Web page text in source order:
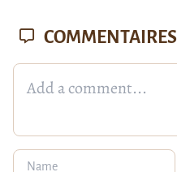
COMMENTAIRES